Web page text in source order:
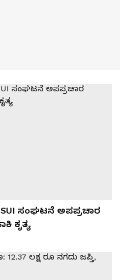
ಸಂಘಟನೆ ಅಪಪ್ರಚಾರ
ಕೃತ್ಯ